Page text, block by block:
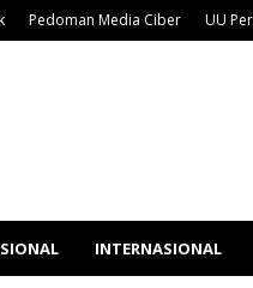
Pedoman Media Ciber UU
INTERNASIONAL